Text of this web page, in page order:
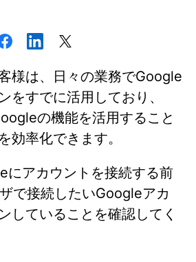
様は、日々の業務でGoogle
をすでに活用しており、
の機能を活用すること
効率化できます。
にアカウントを接続する前
で接続したいGoogleアカ
していることを確認してく